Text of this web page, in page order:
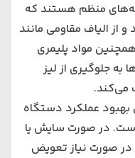
منظم هستند که
از الیاف مقاومی مانند
مواد پلیمری
جلوگیری از لیز
می‌کند.
بهبود عملکرد دستگاه
در صورت سایش یا
در صورت نیاز تعویض